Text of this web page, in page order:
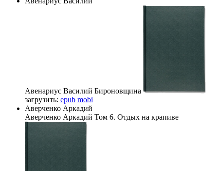
Авенариус Василий Бироновщина
загрузить: epub mobi
Аверченко Аркадий
Аверченко Аркадий Том 6. Отдых на крапиве